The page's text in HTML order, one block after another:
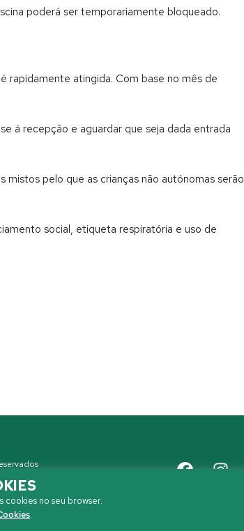
poderá ser temporariamente bloqueado.
rapidamente atingida. Com base no mês de
á recepção e aguardar que seja dada entrada
mistos pelo que as crianças não autónomas serão
social, etiqueta respiratória e uso de
cookies no seu browser.
.